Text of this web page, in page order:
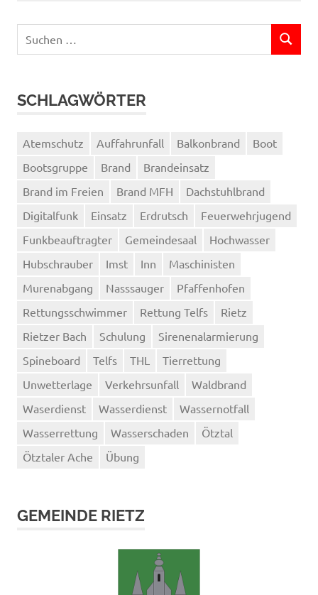
nach:
SUCHEN
SCHLAGWÖRTER
Atemschutz Auffahrunfall Balkonbrand
Boot
Bootsgruppe
Brand
Brandeinsatz
Brand im Freien
Brand MFH
Dachstuhlbrand
Digitalfunk
Einsatz Erdrutsch
Feuerwehrjugend
Funkbeauftragter
Gemeindesaal
Hochwasser
Hubschrauber
Imst Inn
Maschinisten
Murenabgang
Nasssauger
Pfaffenhofen
Rettungsschwimmer
Rettung Telfs
Rietz
Rietzer Bach
Schulung
Sirenenalarmierung
Spineboard
Telfs THL
Tierrettung
Unwetterlage
Verkehrsunfall
Waldbrand
Waserdienst
Wasserdienst
Wassernotfall
Wasserrettung
Wasserschaden
Ötztal
Ötztaler Ache
Übung
GEMEINDE RIETZ